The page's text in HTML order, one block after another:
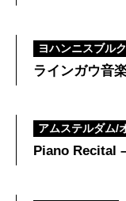
ヨハンニスブル
ラインガウ音
アムステルダム/
Piano Recital